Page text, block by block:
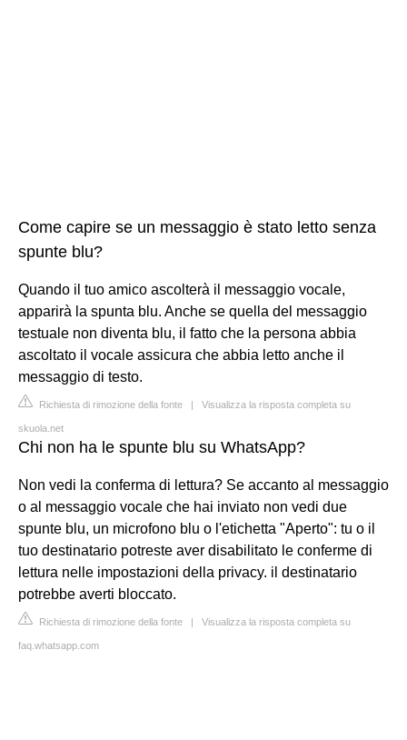
Come capire se un messaggio è stato letto senza
spunte blu?
Quando il tuo amico ascolterà il messaggio vocale,
apparirà la spunta blu. Anche se quella del messaggio
testuale non diventa blu, il fatto che la persona abbia
ascoltato il vocale assicura che abbia letto anche il
messaggio di testo.
Richiesta di rimozione della fonte | Visualizza la risposta completa su
skuola.net
Chi non ha le spunte blu su WhatsApp?
Non vedi la conferma di lettura? Se accanto al messaggio
o al messaggio vocale che hai inviato non vedi due
spunte blu, un microfono blu o l'etichetta "Aperto": tu o il
tuo destinatario potreste aver disabilitato le conferme di
lettura nelle impostazioni della privacy. il destinatario
potrebbe averti bloccato.
Richiesta di rimozione della fonte | Visualizza la risposta completa su
faq.whatsapp.com